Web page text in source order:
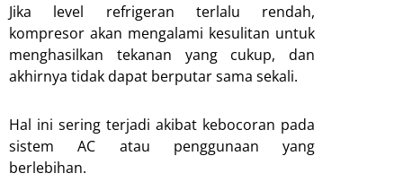
Jika level refrigeran terlalu rendah,
kompresor akan mengalami kesulitan untuk
menghasilkan tekanan yang cukup, dan
akhirnya tidak dapat berputar sama sekali.
Hal ini sering terjadi akibat kebocoran pada
sistem AC atau penggunaan yang
berlebihan.